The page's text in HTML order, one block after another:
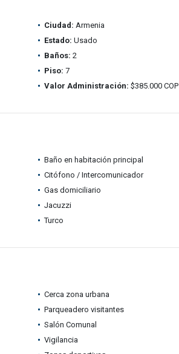
Ciudad: Armenia
Estado: Usado
Baños: 2
Piso: 7
Valor Administración: $385.000 COP
Baño en habitación principal
Citófono / Intercomunicador
Gas domiciliario
Jacuzzi
Turco
Cerca zona urbana
Parqueadero visitantes
Salón Comunal
Vigilancia